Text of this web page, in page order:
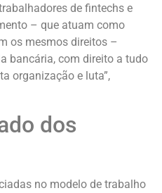
de fintechs e
– que atuam como
os mesmos direitos –
bancária, com direito a tudo
organização e luta”,
dos
no modelo de trabalho